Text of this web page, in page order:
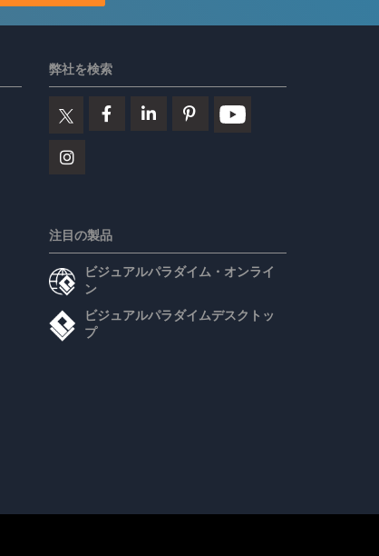
弊社を検索
注目の製品
ビジュアルパラダイム・オンライ
ン
ビジュアルパラダイムデスクトッ
プ